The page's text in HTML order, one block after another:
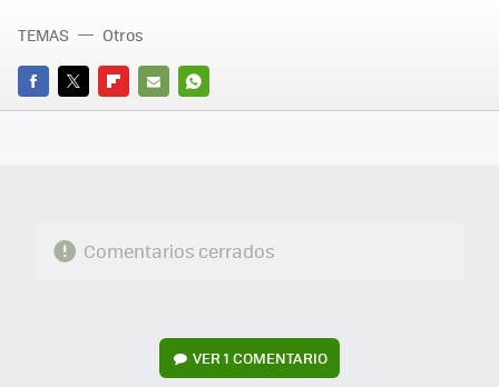
FACEBOOK
TWITTERFLIPBOARD
E-
WHATSAPP
TEMAS Otros
Comentarios cerrados
VER1 COMENTARIO